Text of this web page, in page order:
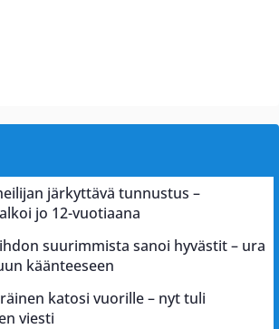
järkyttävä tunnustus –
jo 12-vuotiaana
suurimmista sanoi hyvästit – ura
käänteeseen
katosi vuorille – nyt tuli
viesti